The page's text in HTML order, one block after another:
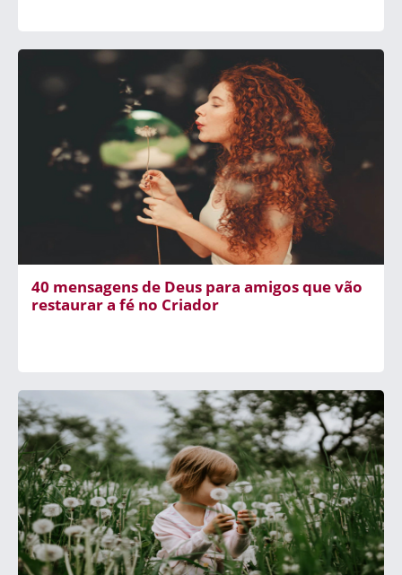
40 mensagens de Deus para amigos que vão
restaurar a fé no Criador